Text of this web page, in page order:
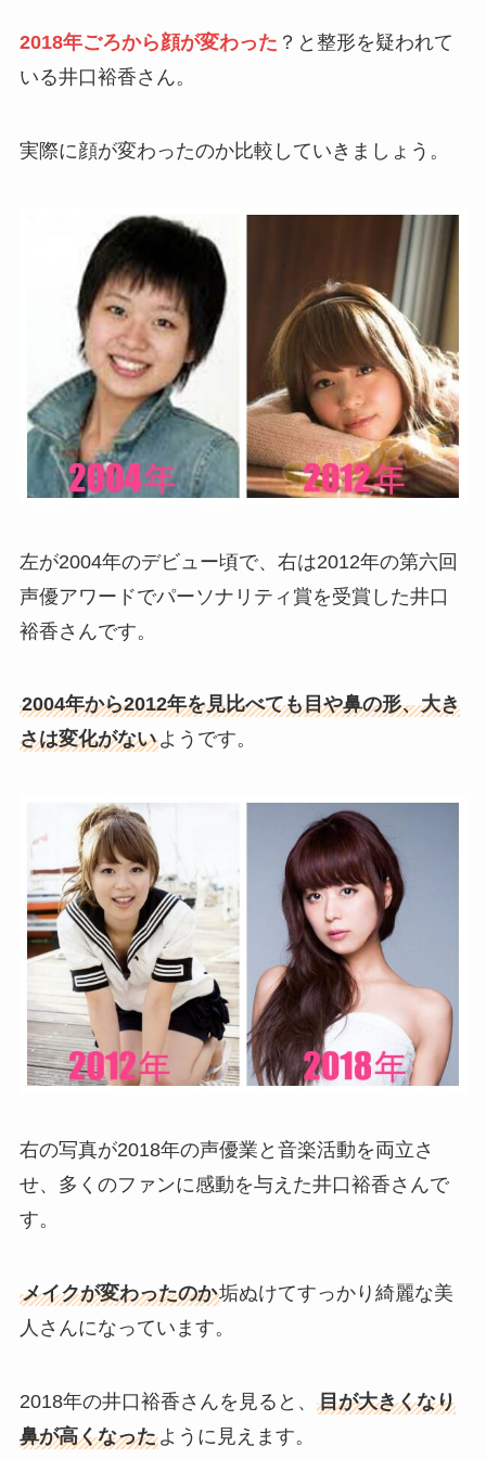
2018年ごろから顔が変わった ？と整形を疑われて
いる井口裕香さん。
実際に顔が変わったのか比較していきましょう。
左が2004年のデビュー頃で、右は2012年の第六回
声優アワードでパーソナリティ賞を受賞した井口
裕香さんです。
2004年から2012年を見比べても目や鼻の形、大き
さは変化がないようです。
右の写真が2018年の声優業と音楽活動を両立さ
せ、多くのファンに感動を与えた井口裕香さんで
す。
メイクが変わったのか垢ぬけてすっかり綺麗な美
人さんになっています。
2018年の井口裕香さんを見ると、 目が大きくなり
鼻が高くなったように見えます。